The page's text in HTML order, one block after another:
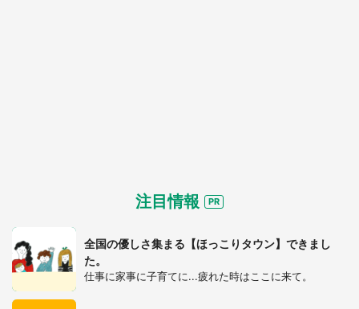
都道府選択
注目情報
全国の優しさ集まる【ほっこりタウン】できまし
た。
仕事に家事に子育てに...疲れた時はここに来て。